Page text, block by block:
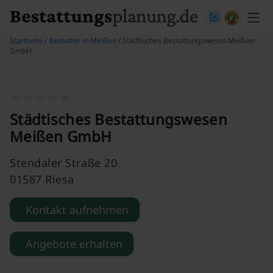
Startseite / Bestatter in Meißen / Städtisches Bestattungswesen Meißen
GmbH
Städtisches Bestattungswesen
Meißen GmbH
Stendaler Straße 20
01587 Riesa
Kontakt aufnehmen
Angebote erhalten